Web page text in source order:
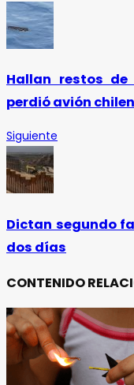
Hallan restos
perdió avión
Siguiente
Dictan segundo
dos días
CONTENIDO